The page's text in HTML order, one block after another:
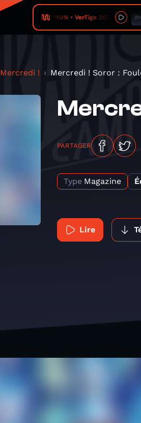
RADIO PRUN • VerTige 2026 08 06 - 4
Mercredi ! Mercredi ! Soror :
PARTAGER
Type Magazine
Lire